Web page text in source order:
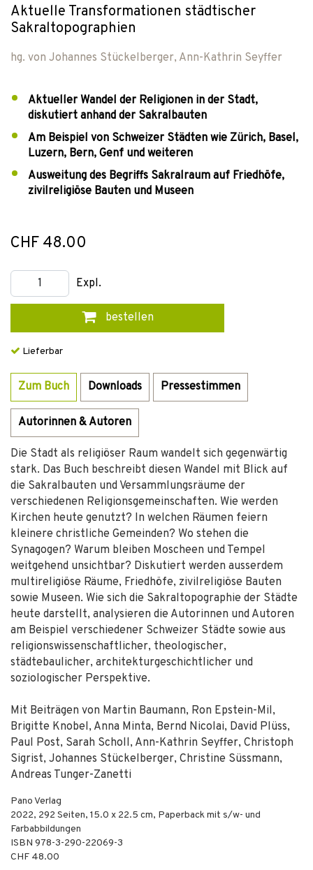
Aktuelle Transformationen städtischer
Sakraltopographien
hg. von Johannes Stückelberger, Ann-Kathrin Seyffer
Aktueller Wandel der Religionen in der Stadt,
diskutiert anhand der Sakralbauten
Am Beispiel von Schweizer Städten wie Zürich, Basel,
Luzern, Bern, Genf und weiteren
Ausweitung des Begriffs Sakralraum auf Friedhöfe,
zivilreligiöse Bauten und Museen
CHF 48.00
Expl.
bestellen
Lieferbar
Zum Buch Downloads Pressestimmen
Autorinnen & Autoren
Die Stadt als religiöser Raum wandelt sich gegenwärtig
stark. Das Buch beschreibt diesen Wandel mit Blick auf
die Sakralbauten und Versammlungsräume der
verschiedenen Religionsgemeinschaften. Wie werden
Kirchen heute genutzt? In welchen Räumen feiern
kleinere christliche Gemeinden? Wo stehen die
Synagogen? Warum bleiben Moscheen und Tempel
weitgehend unsichtbar? Diskutiert werden ausserdem
multireligiöse Räume, Friedhöfe, zivilreligiöse Bauten
sowie Museen. Wie sich die Sakraltopographie der Städte
heute darstellt, analysieren die Autorinnen und Autoren
am Beispiel verschiedener Schweizer Städte sowie aus
religionswissenschaftlicher, theologischer,
städtebaulicher, architekturgeschichtlicher und
soziologischer Perspektive.
Mit Beiträgen von Martin Baumann, Ron Epstein-Mil,
Brigitte Knobel, Anna Minta, Bernd Nicolai, David Plüss,
Paul Post, Sarah Scholl, Ann-Kathrin Seyffer, Christoph
Sigrist, Johannes Stückelberger, Christine Süssmann,
Andreas Tunger-Zanetti
Pano Verlag
2022, 292 Seiten, 15.0 x 22.5 cm, Paperback mit s/w- und
Farbabbildungen
ISBN 978-3-290-22069-3
CHF 48.00